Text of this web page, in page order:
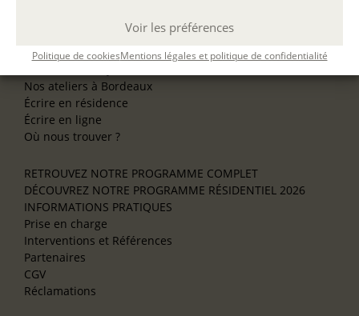
Voir les préférences
Politique de cookiesMentions légales et politique de confidentialité
Nos ateliers à Paris
Nos ateliers à Bordeaux
Écrire en résidence
Écrire en ligne
Où nous trouver ?
RETROUVEZ NOTRE PROGRAMME COMPLET
DÉCOUVREZ NOTRE PROGRAMME RÉSIDENTIEL 2026
INFORMATIONS PRATIQUES
Prise en charge
Interventions et Références
Partenaires
CGV
Réclamations